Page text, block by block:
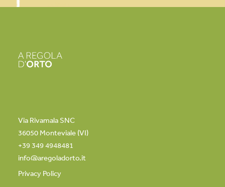
Via Rivamala SNC
36050 Monteviale (VI)
+39 349 4948481
info@aregoladorto.it
Privacy Policy